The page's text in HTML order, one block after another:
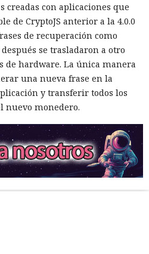
creadas con aplicaciones que
de CryptoJS anterior a la 4.0.0
de recuperación como
se trasladaron a otro
de hardware. La única manera
una nueva frase en la
y transferir todos los
nuevo monedero.